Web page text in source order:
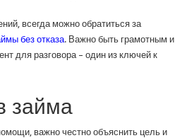
всегда можно обратиться за
без отказа. Важно быть грамотным и
для разговора – один из ключей к
займа
важно честно объяснить цель и